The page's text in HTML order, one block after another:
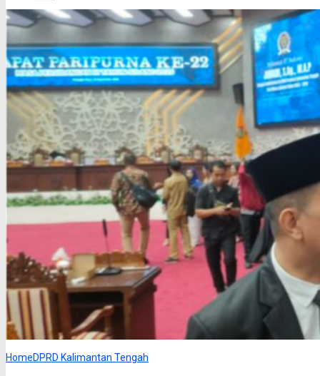
HomeDPRD Kalimantan Tengah